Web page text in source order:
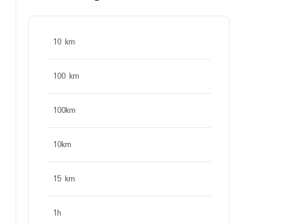
10 km
100 km
100km
10km
15 km
1h